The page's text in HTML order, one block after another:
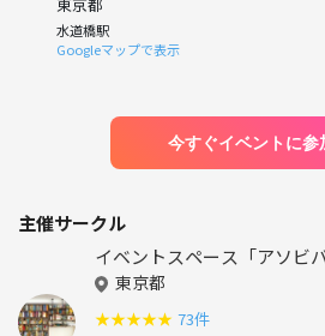
東京都
水道橋駅
Googleマップで表示
今すぐイベントに参
主催サークル
イベントスペース「アソビ
東京都
★★★★★ 73件